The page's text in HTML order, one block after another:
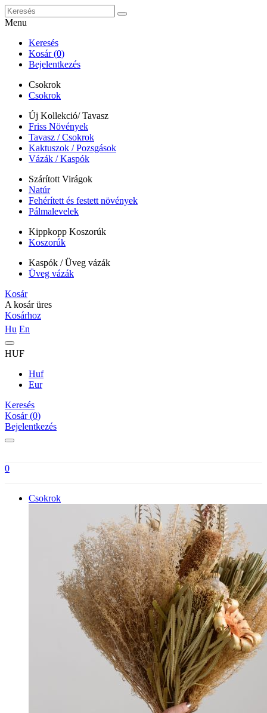
Menu
Keresés
Kosár (0)
Bejelentkezés
Csokrok
Csokrok
Új Kollekció/ Tavasz
Friss Növények
Tavasz / Csokrok
Kaktuszok / Pozsgások
Vázák / Kaspók
Szárított Virágok
Natúr
Fehérített és festett növények
Pálmalevelek
Kippkopp Koszorúk
Koszorúk
Kaspók / Üveg vázák
Üveg vázák
Kosár
A kosár üres
Kosárhoz
Hu En
HUF
Huf
Eur
Keresés
Kosár (0)
Bejelentkezés
0
Csokrok